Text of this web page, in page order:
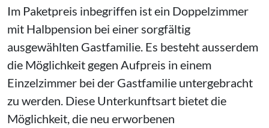
Im Paketpreis inbegriffen ist ein Doppelzimmer
mit Halbpension bei einer sorgfältig
ausgewählten Gastfamilie. Es besteht ausserdem
die Möglichkeit gegen Aufpreis in einem
Einzelzimmer bei der Gastfamilie untergebracht
zu werden. Diese Unterkunftsart bietet die
Möglichkeit, die neu erworbenen